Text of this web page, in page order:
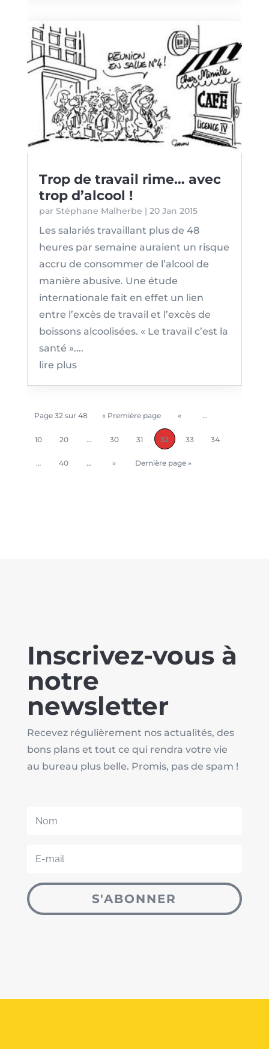
Trop de travail rime… avec
trop d’alcool !
par Stéphane Malherbe | 20 Jan 2015
Les salariés travaillant plus de 48
heures par semaine auraient un risque
accru de consommer de l’alcool de
manière abusive. Une étude
internationale fait en effet un lien
entre l’excès de travail et l’excès de
boissons alcoolisées. « Le travail c’est la
santé »....
lire plus
Page 32 sur 48 « Première page « …
10 20 … 30 31 32 33 34
… 40 … » Dernière page »
Inscrivez-vous à
notre
newsletter
Recevez régulièrement nos actualités, des
bons plans et tout ce qui rendra votre vie
au bureau plus belle. Promis, pas de spam !
S'ABONNER